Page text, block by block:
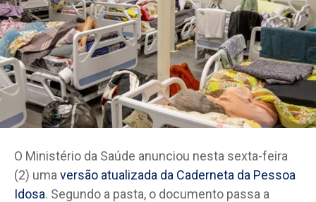
O Ministério da Saúde anunciou nesta sexta-feira
(2) uma versão atualizada da Caderneta da Pessoa
Idosa. Segundo a pasta, o documento passa a